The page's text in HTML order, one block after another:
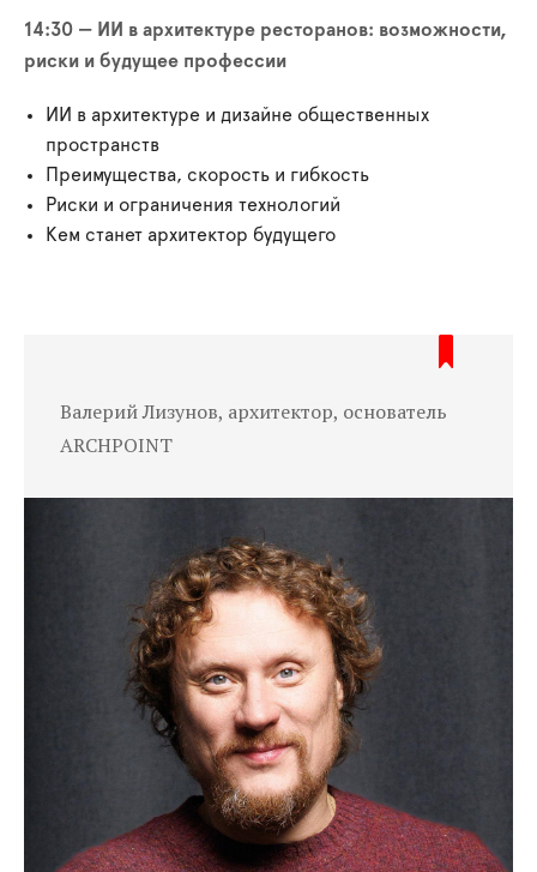
14:30 — ИИ в архитектуре ресторанов: возможности,
риски и будущее профессии
ИИ в архитектуре и дизайне общественных
пространств
Преимущества, скорость и гибкость
Риски и ограничения технологий
Кем станет архитектор будущего
Валерий Лизунов, архитектор, основатель
ARCHPOINT